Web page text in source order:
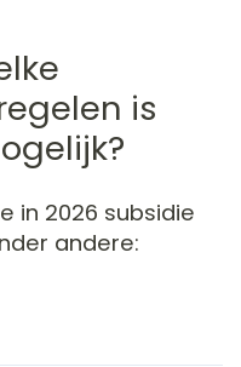
is
in 2026 subsidie
andere: